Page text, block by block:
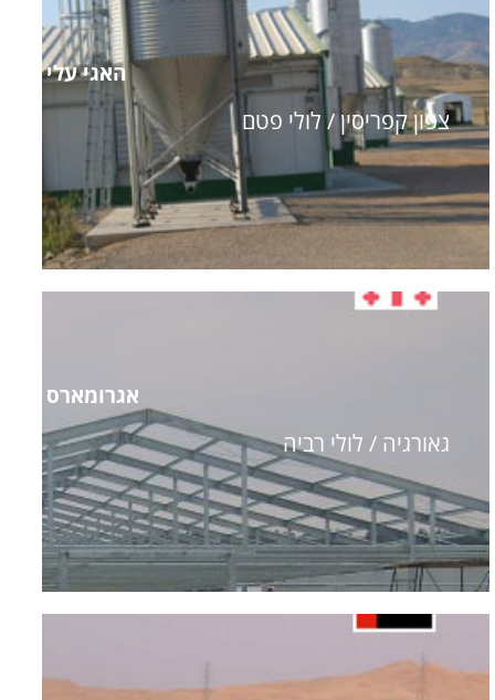
האגי עלי
צפון קפריסין / לולי פטם
אגרומארס
גאורגיה / לולי רביה